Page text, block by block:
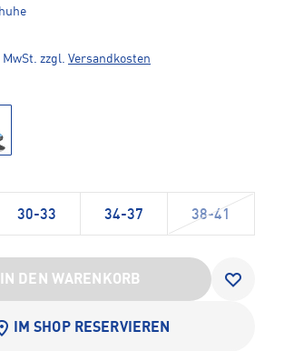
zzgl. Versandkosten
30-33 34-37 38-41
IN DEN WARENKORB
IM SHOP RESERVIEREN